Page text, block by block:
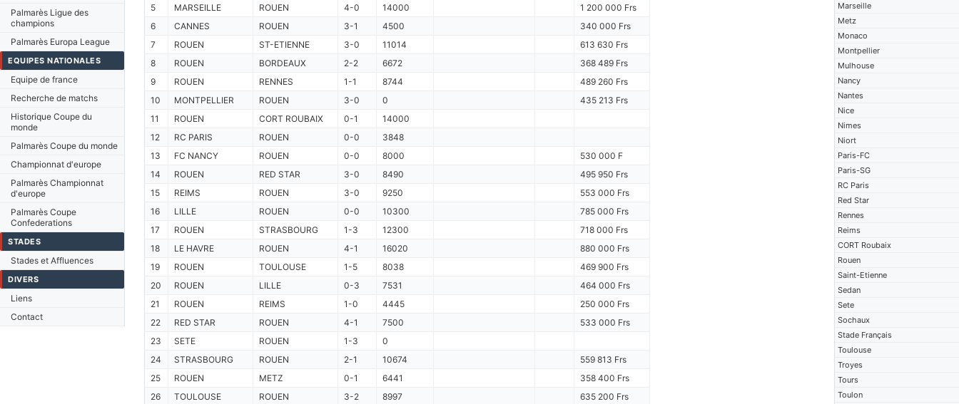
Palmarès Ligue des
champions
Palmarès Europa League
EQUIPES NATIONALES
Equipe de france
Recherche de matchs
Historique Coupe du
monde
Palmarès Coupe du monde
Championnat d'europe
Palmarès Championnat
d'europe
Palmarès Coupe
Confederations
STADES
Stades et Affluences
DIVERS
Liens
Contact
Marseille
Metz
Monaco
Montpellier
Mulhouse
Nancy
Nantes
Nice
Nimes
Niort
Paris-FC
Paris-SG
RC Paris
Red Star
Rennes
Reims
CORT Roubaix
Rouen
Saint-Etienne
Sedan
Sete
Sochaux
Stade Français
Toulouse
Troyes
Tours
Toulon
5
MARSEILLE ROUEN 4-0 14000
1 200 000 Frs
6
CANNES ROUEN 3-1 4500
340 000 Frs
7
ROUEN ST-ETIENNE 3-0 11014
613 630 Frs
8
ROUEN BORDEAUX 2-2 6672
368 489 Frs
9
ROUEN RENNES 1-1 8744
489 260 Frs
10
MONTPELLIER ROUEN 3-0 0
435 213 Frs
11
ROUEN CORT ROUBAIX 0-1
14000
12
RC PARIS ROUEN 0-0
3848
13
FC NANCY ROUEN 0-0 8000
530 000 F
14
ROUEN RED STAR 3-0 8490
495 950 Frs
15
REIMS ROUEN 3-0 9250
553 000 Frs
16
LILLE ROUEN 0-0 10300
785 000 Frs
17
ROUEN STRASBOURG 1-3 12300
718 000 Frs
18
LE HAVRE ROUEN 4-1 16020
880 000 Frs
19
ROUEN TOULOUSE 1-5 8038
469 900 Frs
20
ROUEN LILLE 0-3 7531
464 000 Frs
21
ROUEN REIMS 1-0 4445
250 000 Frs
22
RED STAR ROUEN 4-1 7500
533 000 Frs
23
SETE ROUEN 1-3
0
24
STRASBOURG ROUEN 2-1 10674
559 813 Frs
25
ROUEN METZ 0-1 6441
358 400 Frs
26
TOULOUSE ROUEN 3-2 8997
635 200 Frs